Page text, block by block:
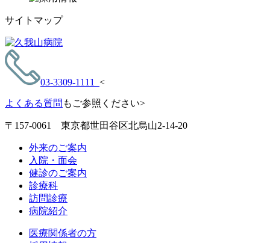
サイトマップ
03-3309-1111 <
よくある質問 もご参照ください>
〒157-0061 東京都世田谷区北烏山2-14-20
外来のご案内
入院・面会
健診のご案内
診療科
訪問診療
病院紹介
医療関係者の方